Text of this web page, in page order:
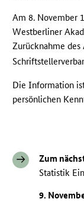
Am 8. November
Westberliner
Zurücknahme des
Die Information
persönlichen
Zum
Statistik
9.